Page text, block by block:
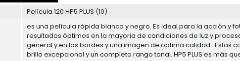
Película 120 HP5 PLUS (10)
es una película rápida blanco y negro. Es ideal para la acción y
resultados óptimos en la mayoria de condiciones de luz y
general y en los bordes y una imagen de optima calidad . Estas
brillo excepcional y un completo rango tonal. HP5 PLUS es más